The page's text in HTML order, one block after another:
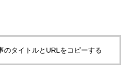
のタイトルとURLをコピーする